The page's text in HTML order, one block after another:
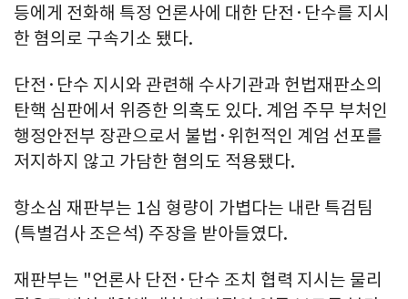
등에게 전화해 특정 언론사에 대한 단전·단수를 지시
한 혐의로 구속기소 됐다.
단전·단수 지시와 관련해 수사기관과 헌법재판소의
탄핵 심판에서 위증한 의혹도 있다. 계엄 주무 부처인
행정안전부 장관으로서 불법·위헌적인 계엄 선포를
저지하지 않고 가담한 혐의도 적용됐다.
항소심 재판부는 1심 형량이 가볍다는 내란 특검팀
(특별검사 조은석) 주장을 받아들였다.
재판부는 "언론사 단전·단수 조치 협력 지시는 물리